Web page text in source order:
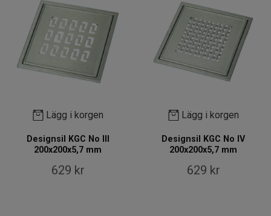
Lägg i korgen
Designsil KGC No III
200x200x5,7 mm
629 kr
Lägg i korgen
Designsil KGC No IV
200x200x5,7 mm
629 kr